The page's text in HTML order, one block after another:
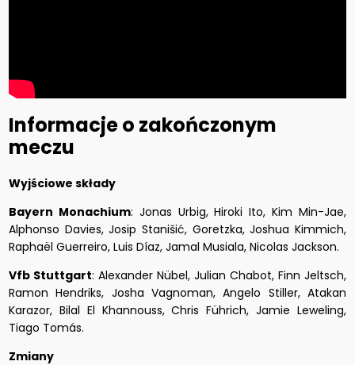
Informacje o zakończonym
meczu
Wyjściowe składy
Bayern Monachium: Jonas Urbig, Hiroki Ito, Kim Min-Jae,
Alphonso Davies, Josip Stanišić, Goretzka, Joshua Kimmich,
Raphaël Guerreiro, Luis Díaz, Jamal Musiala, Nicolas Jackson.
Vfb Stuttgart: Alexander Nübel, Julian Chabot, Finn Jeltsch,
Ramon Hendriks, Josha Vagnoman, Angelo Stiller, Atakan
Karazor, Bilal El Khannouss, Chris Führich, Jamie Leweling,
Tiago Tomás.
Zmiany